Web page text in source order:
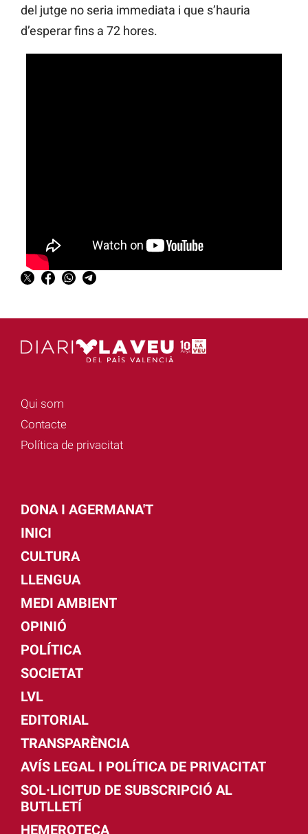
del jutge no seria immediata i que s’hauria
d’esperar fins a 72 hores.
Qui som
Contacte
Política de privacitat
DONA I AGERMANA'T
INICI
CULTURA
LLENGUA
MEDI AMBIENT
OPINIÓ
POLÍTICA
SOCIETAT
LVL
EDITORIAL
TRANSPARÈNCIA
AVÍS LEGAL I POLÍTICA DE PRIVACITAT
SOL·LICITUD DE SUBSCRIPCIÓ AL
BUTLLETÍ
HEMEROTECA